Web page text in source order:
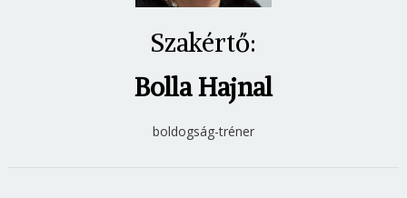
Szakértő:
Bolla Hajnal
boldogság-tréner